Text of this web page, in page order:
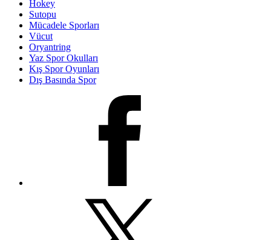
Hokey
Sutopu
Mücadele Sporları
Vücut
Oryantring
Yaz Spor Okulları
Kış Spor Oyunları
Dış Basında Spor